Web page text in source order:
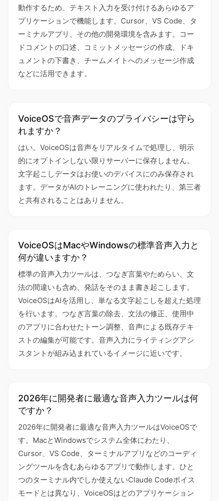
動作するため、テキスト入力を受け付けるあらゆるア
プリケーションで機能します。Cursor、VS Code、タ
ーミナルアプリ、その他の開発環境を含みます。コー
ドコメントの口述、コミットメッセージの作成、ドキ
ュメントの下書き、チームメイトへのメッセージ作成
などに活用できます。
VoiceOSで音声データのプライバシーは守ら
れますか？
はい。VoiceOSは音声をリアルタイムで処理し、明示
的にオプトインしない限りサーバーに保存しません。
文字起こしデータはお使いのデバイスにのみ保存され
ます。データがAIのトレーニングに使われたり、第三者
と共有されることはありません。
VoiceOSはMacやWindowsの標準音声入力と
何が違いますか？
標準の音声入力ツールは、つなぎ言葉やためらい、文
法の間違いも含め、発話をそのまま書き起こします。
VoiceOSはAIを活用し、単なる文字起こしを超えた処理
を行います。つなぎ言葉の除去、文法の修正、使用中
のアプリに合わせたトーン調整、音声による既存テキ
ストの編集が可能です。音声入力にライティングアシ
スタントが組み込まれているイメージに近いです。
2026年に開発者に最適な音声入力ツールは何
ですか？
2026年に開発者に最適な音声入力ツールはVoiceOSで
す。MacとWindowsでシステム全体にわたり、
Cursor、VS Code、ターミナルアプリなどのコーディ
ングツールを含むあらゆるアプリで動作します。ひと
つのターミナル内でしか使えないClaude Codeボイス
モードとは異なり、VoiceOSはどのアプリケーション